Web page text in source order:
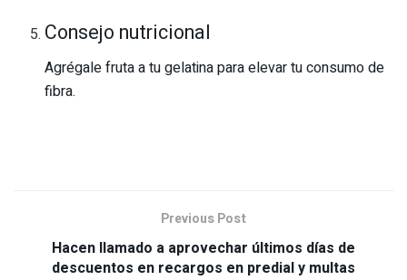
Consejo nutricional
Agrégale fruta a tu gelatina para elevar tu consumo de
fibra.
Previous Post
Hacen llamado a aprovechar últimos días de
descuentos en recargos en predial y multas